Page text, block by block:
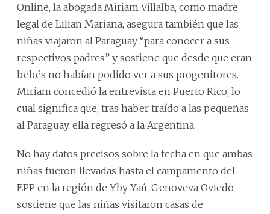
Online, la abogada Miriam Villalba, como madre
legal de Lilian Mariana, asegura también que las
niñas viajaron al Paraguay “para conocer a sus
respectivos padres” y sostiene que desde que eran
bebés no habían podido ver a sus progenitores.
Miriam concedió la entrevista en Puerto Rico, lo
cual significa que, tras haber traído a las pequeñas
al Paraguay, ella regresó a la Argentina.
No hay datos precisos sobre la fecha en que ambas
niñas fueron llevadas hasta el campamento del
EPP en la región de Yby Yaú. Genoveva Oviedo
sostiene que las niñas visitaron casas de